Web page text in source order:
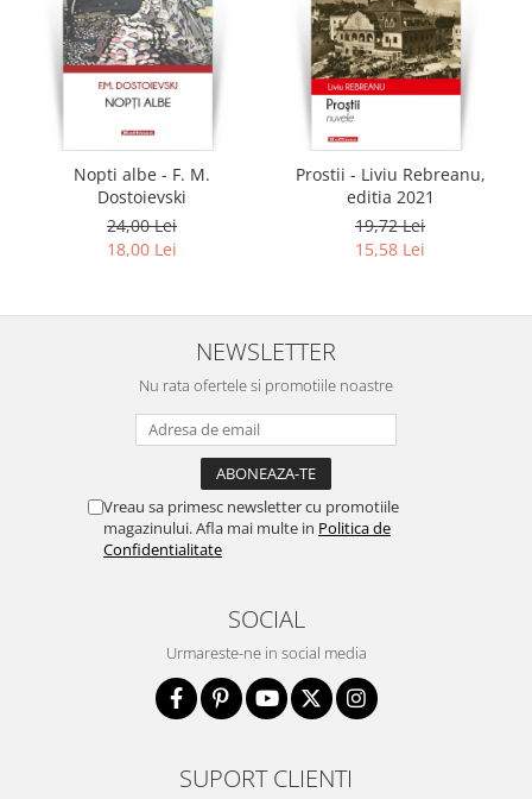
Nopti albe - F. M.
Dostoievski
24,00 Lei
18,00 Lei
Prostii - Liviu Rebreanu,
editia 2021
19,72 Lei
15,58 Lei
NEWSLETTER
Nu rata ofertele si promotiile noastre
Vreau sa primesc newsletter cu promotiile
magazinului. Afla mai multe in Politica de
Confidentialitate
SOCIAL
Urmareste-ne in social media
SUPORT CLIENTI